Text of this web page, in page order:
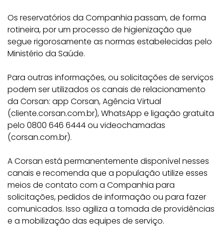
Os reservatórios da Companhia passam, de forma
rotineira, por um processo de higienização que
segue rigorosamente as normas estabelecidas pelo
Ministério da Saúde.
Para outras informações, ou solicitações de serviços
podem ser utilizados os canais de relacionamento
da Corsan: app Corsan, Agência Virtual
(cliente.corsan.com.br), WhatsApp e ligação gratuita
pelo 0800 646 6444 ou videochamadas
(corsan.com.br).
A Corsan está permanentemente disponível nesses
canais e recomenda que a população utilize esses
meios de contato com a Companhia para
solicitações, pedidos de informação ou para fazer
comunicados. Isso agiliza a tomada de providências
e a mobilização das equipes de serviço.